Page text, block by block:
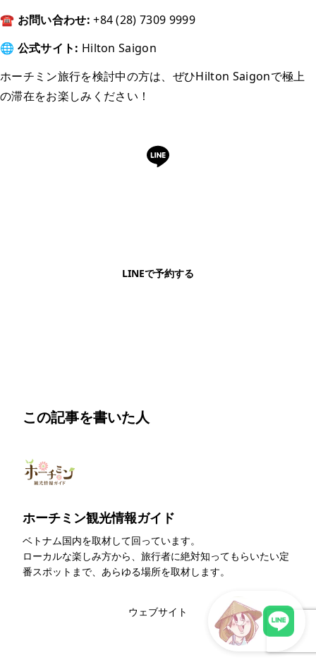
☎ お問い合わせ:+84 (28) 7309 9999
🌐 公式サイト: Hilton Saigon
ホーチミン旅行を検討中の方は、ぜひHilton Saigonで極上
の滞在をお楽しみください！
LINEで予約する
この記事を書いた人
ホーチミン観光情報ガイド
ベトナム国内を取材して回っています。
ローカルな楽しみ方から、旅行者に絶対知ってもらいたい定
番スポットまで、あらゆる場所を取材します。
ウェブサイト